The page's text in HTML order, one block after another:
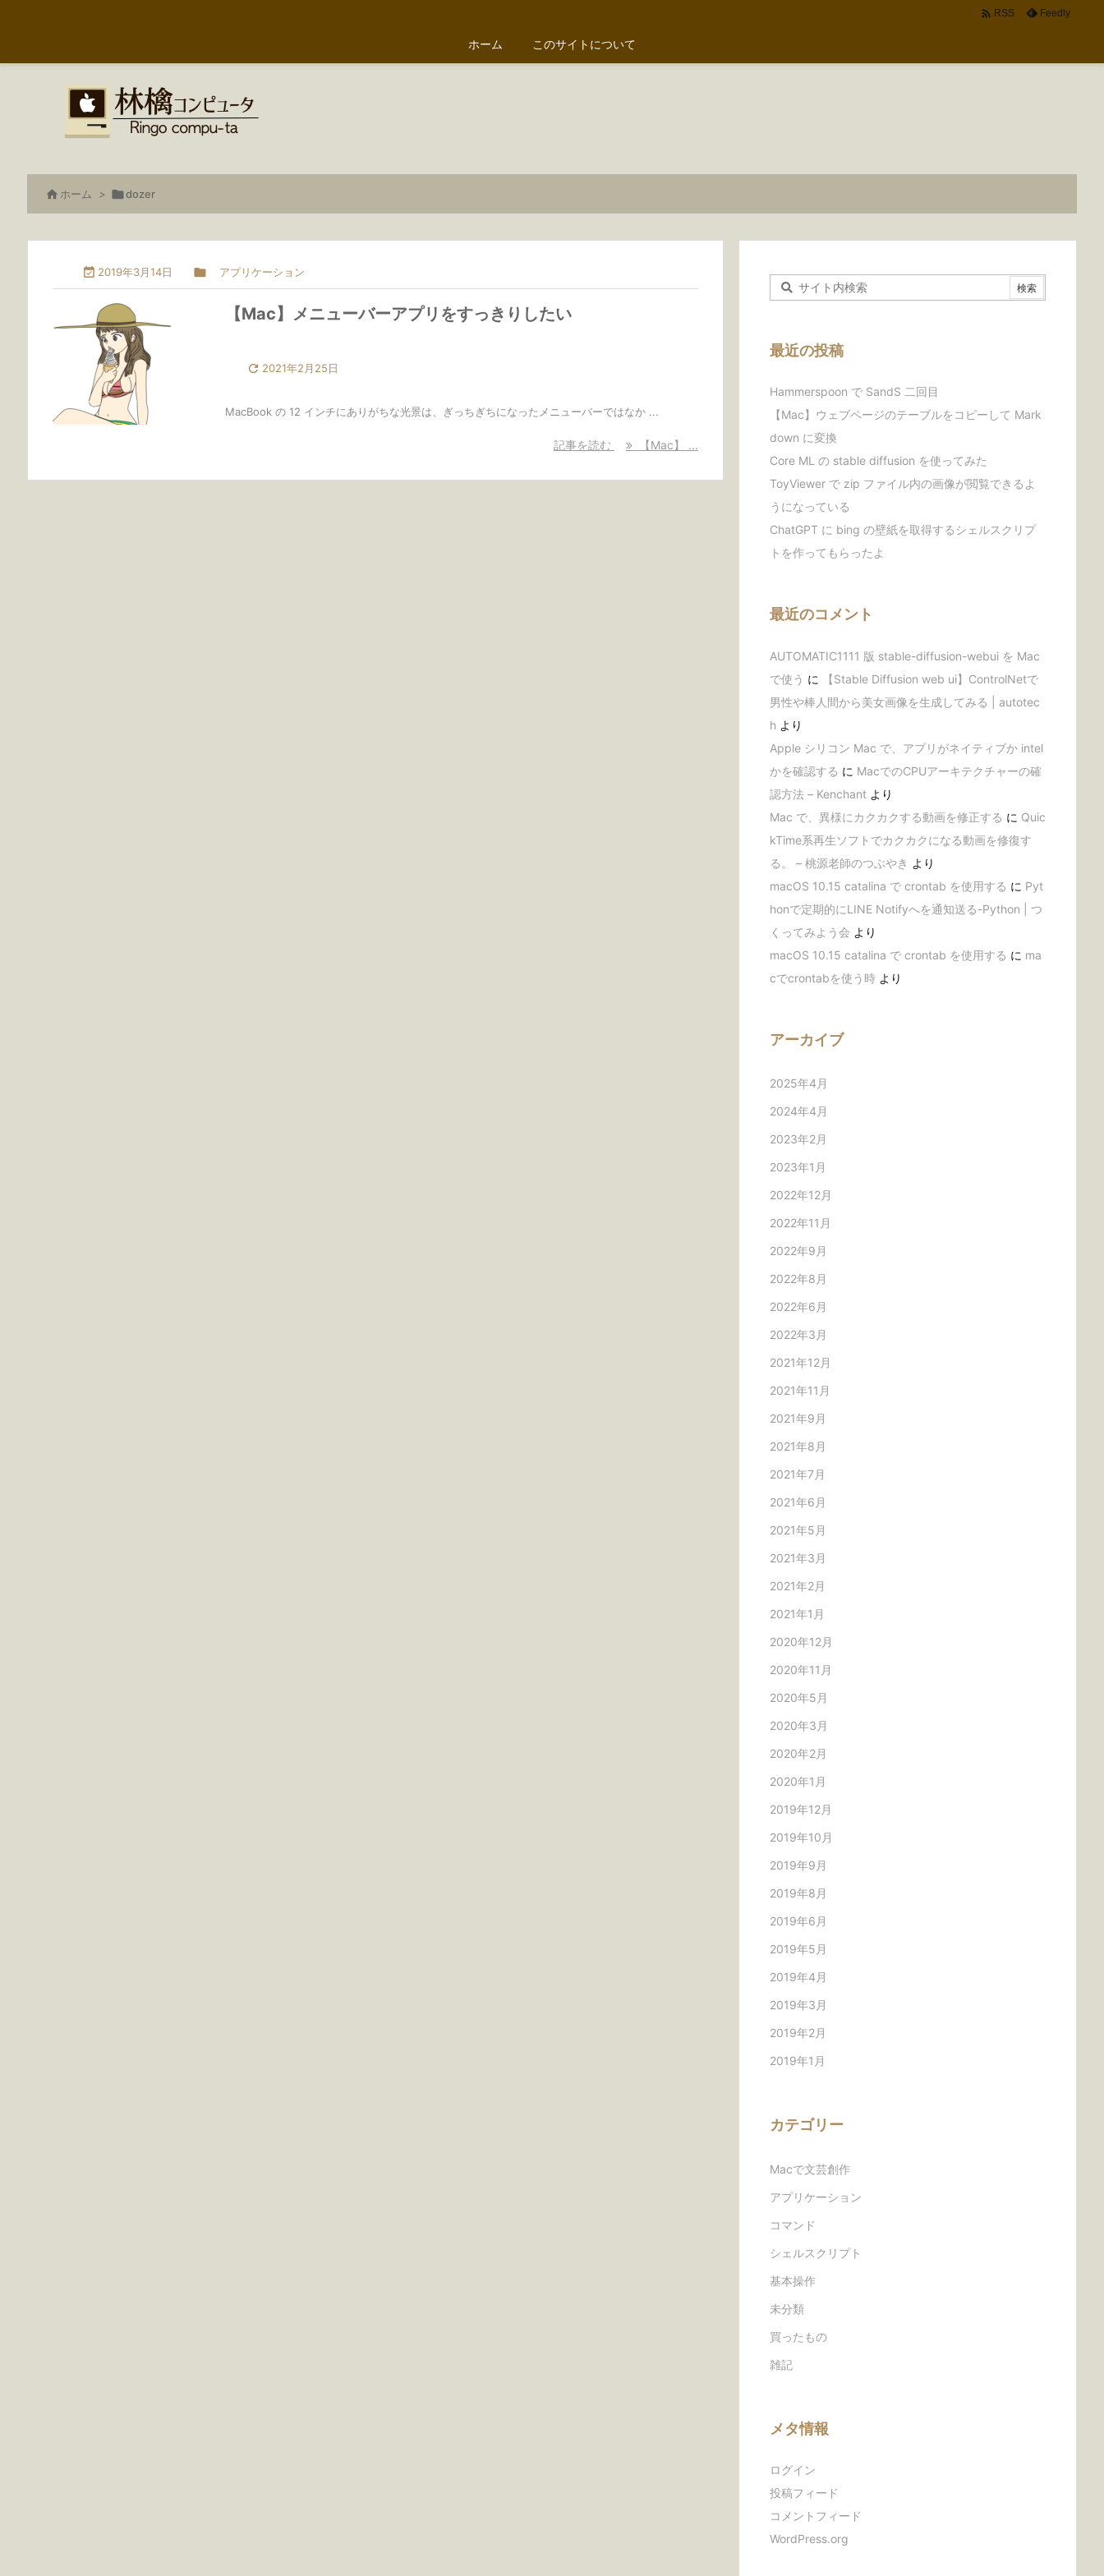
ホーム このサイトについて
 RSS Feedly
 ホーム > dozer
 2019年3月14日  アプリケーション
【Mac】メニューバーアプリをすっきりしたい
 2021年2月25日
MacBook の 12 インチにありがちな光景は、ぎっちぎちになったメニューバーではなか ...
記事を読む 【Mac】 ...
最近の投稿
Hammerspoon で SandS 二回目
【Mac】ウェブページのテーブルをコピーして Mark
down に変換
Core ML の stable diffusion を使ってみた
ToyViewer で zip ファイル内の画像が閲覧できるよ
うになっている
ChatGPT に bing の壁紙を取得するシェルスクリプ
トを作ってもらったよ
最近のコメント
AUTOMATIC1111 版 stable-diffusion-webui を Mac
で使う に
【Stable Diffusion web ui】ControlNetで
男性や棒人間から美女画像を生成してみる | autotec
h より
Apple シリコン Mac で、アプリがネイティブか intel
かを確認する に MacでのCPUアーキテクチャーの確
認方法 – Kenchant より
Mac で、異様にカクカクする動画を修正する に Quic
kTime系再生ソフトでカクカクになる動画を修復す
る。 – 桃源老師のつぶやき より
macOS 10.15 catalina で crontab を使用する に Pyt
honで定期的にLINE Notifyへを通知送る-Python | つ
くってみよう会 より
macOS 10.15 catalina で crontab を使用する に ma
cでcrontabを使う時 より
アーカイブ
2025年4月
2024年4月
2023年2月
2023年1月
2022年12月
2022年11月
2022年9月
2022年8月
2022年6月
2022年3月
2021年12月
2021年11月
2021年9月
2021年8月
2021年7月
2021年6月
2021年5月
2021年3月
2021年2月
2021年1月
2020年12月
2020年11月
2020年5月
2020年3月
2020年2月
2020年1月
2019年12月
2019年10月
2019年9月
2019年8月
2019年6月
2019年5月
2019年4月
2019年3月
2019年2月
2019年1月
カテゴリー
Macで文芸創作
アプリケーション
コマンド
シェルスクリプト
基本操作
未分類
買ったもの
雑記
メタ情報
ログイン
投稿フィード
コメントフィード
WordPress.org